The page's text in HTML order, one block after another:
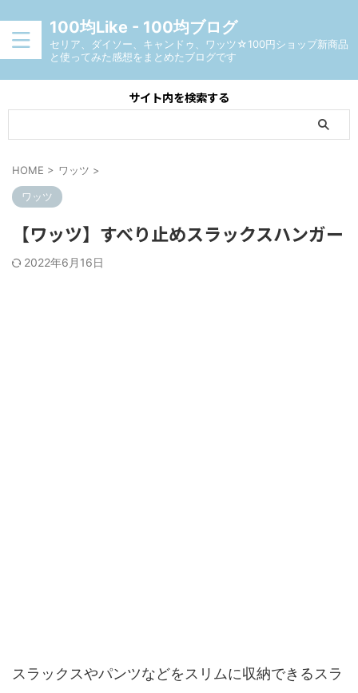
100均Like - 100均ブログ
セリア、ダイソー、キャンドゥ、ワッツ☆100円ショップ新商品
と使ってみた感想をまとめたブログです
サイト内を検索する
HOME > ワッツ >
ワッツ
【ワッツ】すべり止めスラックスハンガー
2022年6月16日
スラックスやパンツなどをスリムに収納できるスラ